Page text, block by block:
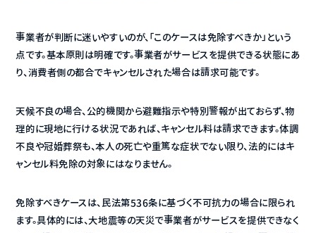
事業者が判断に迷いやすいのが、「このケースは免除すべきか」という
点です。基本原則は明確です。事業者がサービスを提供できる状態にあ
り、消費者側の都合でキャンセルされた場合は請求可能です。
天候不良の場合、公的機関から避難指示や特別警報が出ておらず、物
理的に現地に行ける状況であれば、キャンセル料は請求できます。体調
不良や冠婚葬祭も、本人の死亡や重篤な症状でない限り、法的にはキ
ャンセル料免除の対象にはなりません。
免除すべきケースは、民法第536条に基づく不可抗力の場合に限られ
ます。具体的には、大地震等の天災で事業者がサービスを提供できなく